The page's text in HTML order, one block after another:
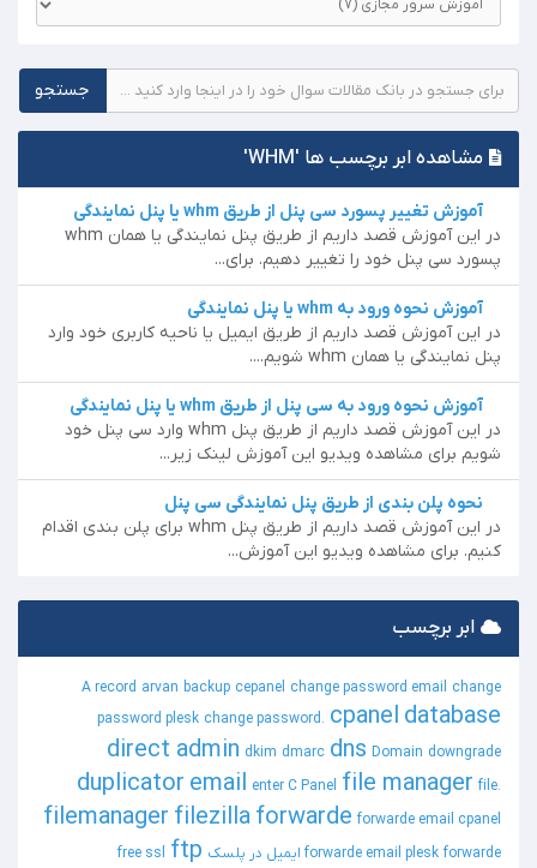
مشاهده ابر برچسب ها 'WHM'
آموزش تغییر پسورد سی پنل از طریق whm یا پنل نمایندگی
در این آموزش قصد داریم از طریق پنل نمایندگی یا همان whm
پسورد سی پنل خود را تغییر دهیم. برای...
آموزش نحوه ورود به whm یا پنل نمایندگی
در این آموزش قصد داریم از طریق ایمیل یا ناحیه کاربری خود وارد
پنل نمایندگی یا همان whm شویم....
آموزش نحوه ورود به سی پنل از طریق whm یا پنل نمایندگی
در این آموزش قصد داریم از طریق پنل whm وارد سی پنل خود
شویم برای مشاهده ویدیو این آموزش لینک زیر...
نحوه پلن بندی از طریق پنل نمایندگی سی پنل
در این آموزش قصد داریم از طریق پنل whm برای پلن بندی اقدام
کنیم. برای مشاهده ویدیو این آموزش...
ابر برچسب
A record arvan backup cepanel change password email change
password plesk change password. cpanel database
direct admin dkim dmarc dns Domain downgrade
duplicator email enter C Panel file manager file.
filemanager filezillaforwarde forwarde email cpanel
forwarde email plesk forwarde ایمیل در پلسک free ssl ftp